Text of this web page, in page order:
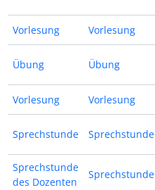
Vorlesung Vorlesung
Übung Übung
Vorlesung Vorlesung
Sprechstunde Sprechstunde
Sprechstunde
des Dozenten
Sprechstunde